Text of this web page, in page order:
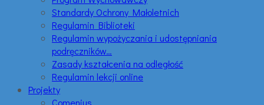
Standardy Ochrony Małoletnich
Regulamin Biblioteki
Regulamin wypożyczania i udostępniania
podręczników…
Zasady kształcenia na odległość
Regulamin lekcji online
Projekty
Comenius